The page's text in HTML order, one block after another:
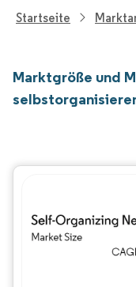
Startseite
Marktgröße und